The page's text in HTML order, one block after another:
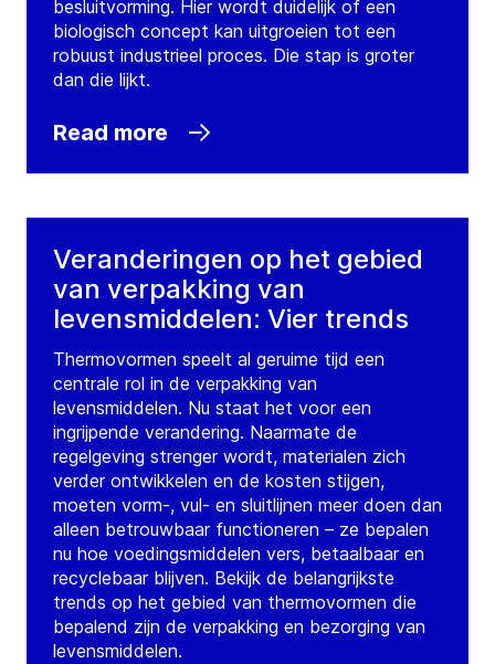
besluitvorming. Hier wordt duidelijk of een
biologisch concept kan uitgroeien tot een
robuust industrieel proces. Die stap is groter
dan die lijkt.
Read more
Veranderingen op het gebied
van verpakking van
levensmiddelen: Vier trends
Thermovormen speelt al geruime tijd een
centrale rol in de verpakking van
levensmiddelen. Nu staat het voor een
ingrijpende verandering. Naarmate de
regelgeving strenger wordt, materialen zich
verder ontwikkelen en de kosten stijgen,
moeten vorm-, vul- en sluitlijnen meer doen dan
alleen betrouwbaar functioneren – ze bepalen
nu hoe voedingsmiddelen vers, betaalbaar en
recyclebaar blijven. Bekijk de belangrijkste
trends op het gebied van thermovormen die
bepalend zijn de verpakking en bezorging van
levensmiddelen.